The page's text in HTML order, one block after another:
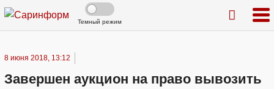
Темный режим
8 июня 2018, 13:12
Завершен аукцион на право вывозить